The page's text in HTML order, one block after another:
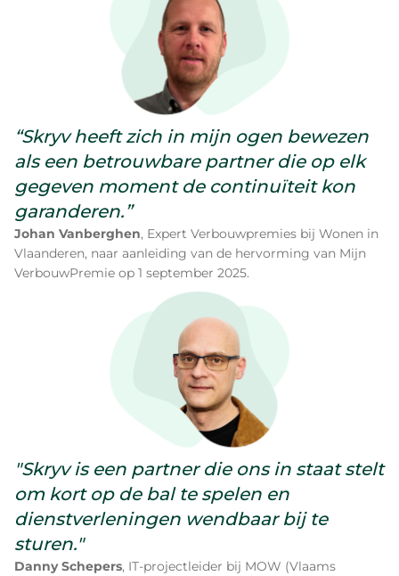
“Skryv heeft zich in mijn ogen bewezen
als een betrouwbare partner die op elk
gegeven moment de continuïteit kon
garanderen.”
Johan Vanberghen, Expert Verbouwpremies bij Wonen in
Vlaanderen, naar aanleiding van de hervorming van Mijn
VerbouwPremie op 1 september 2025.
"Skryv is een partner die ons in staat stelt
om kort op de bal te spelen en
dienstverleningen wendbaar bij te
sturen."
Danny Schepers, IT-projectleider bij MOW (Vlaams